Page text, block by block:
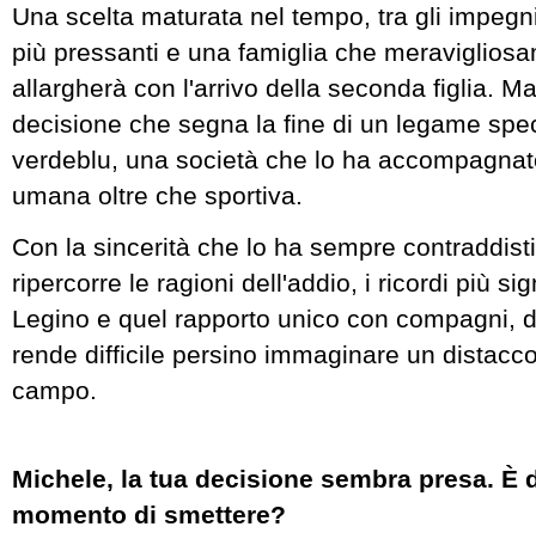
Una scelta maturata nel tempo, tra gli
più pressanti e una famiglia che
allargherà con l'arrivo della seconda figlia.
decisione che segna la fine di un legame
verdeblu, una società che lo ha
umana oltre che sportiva.
Con la sincerità che lo ha sempre
ripercorre le ragioni dell'addio, i ricordi più
Legino e quel rapporto unico con compagni,
rende difficile persino immaginare un
campo.
Michele, la tua decisione sembra presa. È
momento di smettere?